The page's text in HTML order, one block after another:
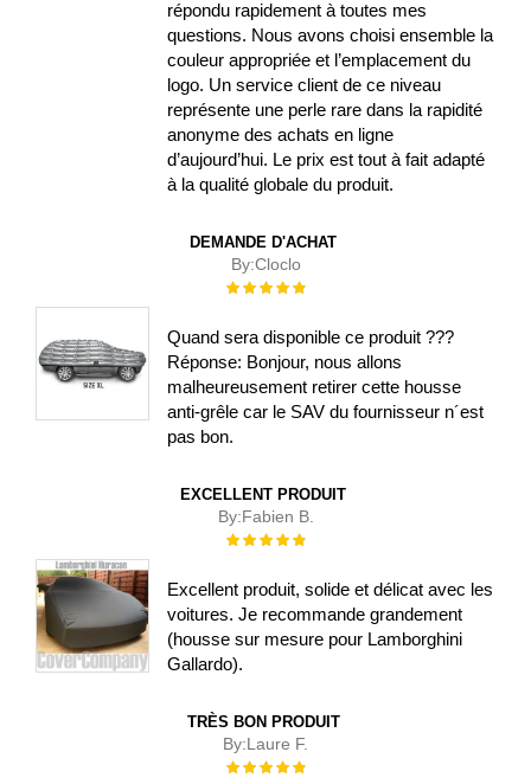
répondu rapidement à toutes mes
questions. Nous avons choisi ensemble la
couleur appropriée et l’emplacement du
logo. Un service client de ce niveau
représente une perle rare dans la rapidité
anonyme des achats en ligne
d’aujourd’hui. Le prix est tout à fait adapté
à la qualité globale du produit.
DEMANDE D'ACHAT
By:Cloclo
Évaluation :
Quand sera disponible ce produit ???
Réponse: Bonjour, nous allons
malheureusement retirer cette housse
anti-grêle car le SAV du fournisseur n´est
pas bon.
EXCELLENT PRODUIT
By:Fabien B.
Évaluation :
Excellent produit, solide et délicat avec les
voitures. Je recommande grandement
(housse sur mesure pour Lamborghini
Gallardo).
TRÈS BON PRODUIT
By:Laure F.
Évaluation :